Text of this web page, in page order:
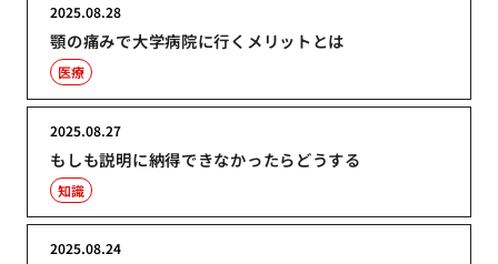
顎の痛みで大学病院に行くメリットとは
2025.08.28
医療
もしも説明に納得できなかったらどうする
2025.08.27
知識
2025.08.24